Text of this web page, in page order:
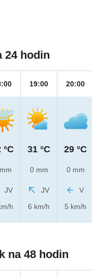
24 hodin
°C
JV
h
19:00
31 °C
0 mm
JV
6 km/h
20:00
29 °C
0 mm
V
5 km/h
na 48 hodin